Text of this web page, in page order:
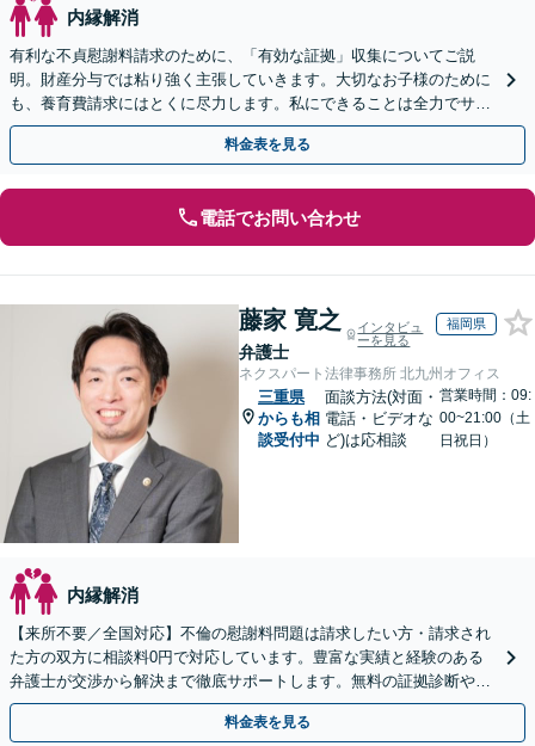
内縁解消
有利な不貞慰謝料請求のために、「有効な証拠」収集についてご説
明。財産分与では粘り強く主張していきます。大切なお子様のために
も、養育費請求にはとくに尽力します。私にできることは全力でサポ
ートさせていただきます。
料金表を見る
電話でお問い合わせ
藤家 寛之
弁護士
インタビュ
ーを見る
福岡県
ネクスパート法律事務所 北九州オフィス
三重県
からも相
談受付中
面談方法(対面・
電話・ビデオな
ど)は応相談
営業時間：09:
00~21:00（土
日祝日）
内縁解消
【来所不要／全国対応】不倫の慰謝料問題は請求したい方・請求され
た方の双方に相談料0円で対応しています。豊富な実績と経験のある
弁護士が交渉から解決まで徹底サポートします。無料の証拠診断や着
手金の返還保証もありますので安心してご相談ください。
料金表を見る